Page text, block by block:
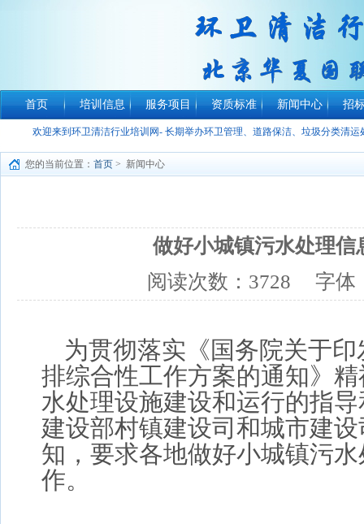
首页 培训信息 服务项目 资质标准 新闻中心 招
欢迎来到环卫清洁行业培训网- 长期举办环卫管理、道路保洁、垃圾分类清
您的当前位置： 首页 > 新闻中心
做好小城镇污水处理信
阅读次数： 3728 字体
为贯彻落实《国务院关于印
排综合性工作方案的通知》
水处理设施建设和运行的指
建设部村镇建设司和城市建
知，要求各地做好小城镇污
作。